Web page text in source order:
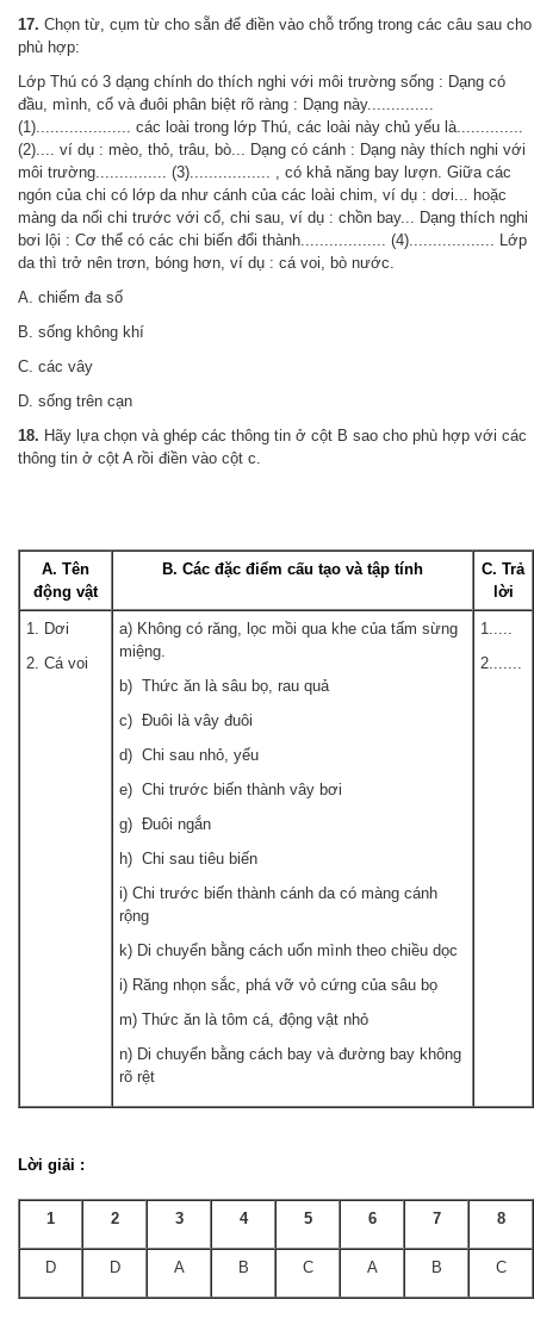
17. Chọn từ, cụm từ cho sẵn để điền vào chỗ trống trong các câu sau cho
phù hợp:
Lớp Thú có 3 dạng chính do thích nghi với môi trường sống : Dạng có
đầu, mình, cổ và đuôi phân biệt rõ ràng : Dạng này..............
(1).................... các loài trong lớp Thú, các loài này chủ yếu là..............
(2).... ví dụ : mèo, thỏ, trâu, bò... Dạng có cánh : Dạng này thích nghi với
môi trường............... (3)................. , có khả năng bay lượn. Giữa các
ngón của chi có lớp da như cánh của các loài chim, ví dụ : dơi... hoặc
màng da nối chi trước với cổ, chi sau, ví dụ : chồn bay... Dạng thích nghi
bơi lội : Cơ thể có các chi biến đổi thành.................. (4).................. Lớp
da thì trở nên trơn, bóng hơn, ví dụ : cá voi, bò nước.
A. chiếm đa số
B. sống không khí
C. các vây
D. sống trên cạn
18. Hãy lựa chọn và ghép các thông tin ở cột B sao cho phù hợp với các
thông tin ở cột A rồi điền vào cột c.
A. Tên
động vật
B. Các đặc điểm cấu tạo và tập tính
C. Trả
lời
1. Dơi
2. Cá voi
a) Không có răng, lọc mồi qua khe của tấm sừng
miệng.
b) Thức ăn là sâu bọ, rau quả
c) Đuôi là vây đuôi
d) Chi sau nhỏ, yếu
e) Chi trước biến thành vây bơi
g) Đuôi ngắn
h) Chi sau tiêu biến
i) Chi trước biến thành cánh da có màng cánh
rộng
k) Di chuyển bằng cách uốn mình theo chiều dọc
i) Răng nhọn sắc, phá vỡ vỏ cứng của sâu bọ
m) Thức ăn là tôm cá, động vật nhỏ
n) Di chuyển bằng cách bay và đường bay không
rõ rệt
1.....
2.......
Lời giải :
1 2 3 4 5 6 7 8
D D A B C A B C